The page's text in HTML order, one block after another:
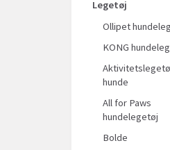
Legetøj
Ollipet
KONG
hunde
All for Paws
hundelegetøj
Bolde